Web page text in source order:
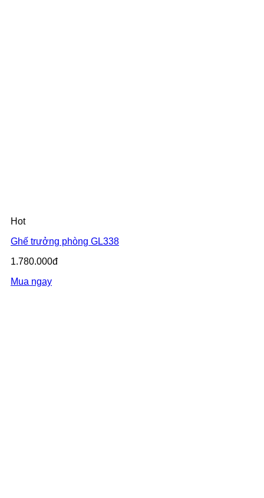
Hot
Ghế trưởng phòng GL338
1.780.000đ
Mua ngay